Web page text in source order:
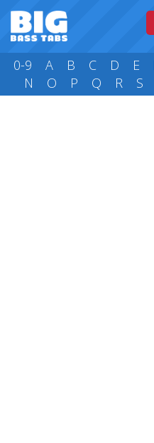
0-9 A B C D E
N
O P Q R S